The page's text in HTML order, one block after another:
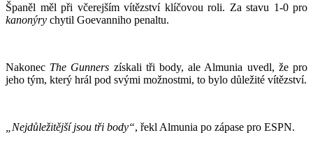
Španěl měl při včerejším vítězství klíčovou roli. Za stavu 1-0 pro
kanonýry chytil Goevanniho penaltu.
Nakonec The Gunners získali tři body, ale Almunia uvedl, že pro
jeho tým, který hrál pod svými možnostmi, to bylo důležité vítězství.
„Nejdůležitější jsou tři body“, řekl Almunia po zápase pro ESPN.